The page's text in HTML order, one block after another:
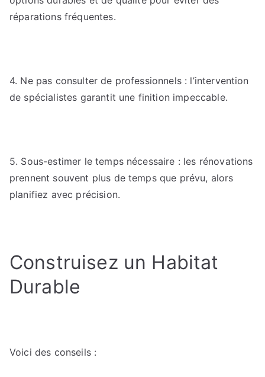
réparations fréquentes.
4. Ne pas consulter de professionnels : l’intervention
de spécialistes garantit une finition impeccable.
5. Sous-estimer le temps nécessaire : les rénovations
prennent souvent plus de temps que prévu, alors
planifiez avec précision.
Construisez un Habitat
Durable
Voici des conseils :